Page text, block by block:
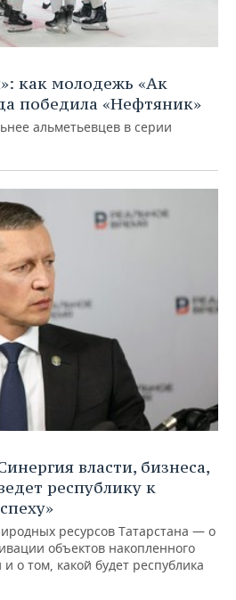
как молодежь «Ак
победила «Нефтяник»
альметьевцев в серии
власти, бизнеса,
республику к
ресурсов Татарстана — о
объектов накопленного
о том, какой будет республика